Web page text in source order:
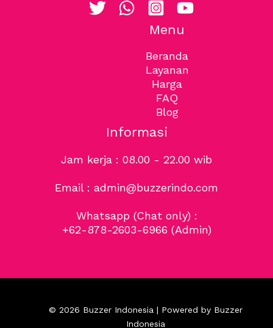
Menu
Beranda
Layanan
Harga
FAQ
Blog
Informasi
Jam kerja : 08.00 - 22.00 wib
Email : admin@buzzerindo.com
Whatsapp (Chat only) :
+62-878-2603-6966 (Admin)
© 2026 Buzzer Indonesia | Powered by Buzzer
Indonesia